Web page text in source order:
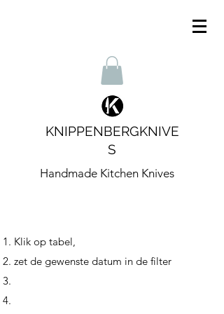
KNIPPENBERGKNIVE
S
Handmade Kitchen Knives
Klik op tabel,
zet de gewenste datum in de filter